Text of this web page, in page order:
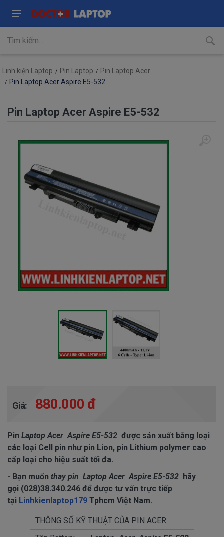
Linh kiện Laptop Pin Laptop
Pin Laptop Acer
Pin Laptop Acer Aspire E5-532
Pin Laptop Acer Aspire E5-532
Giá: 880.000 đ
Pin Laptop Acer Aspire E5-532 được sản xuất bằng loại
các loại Cell pin như pin Lion, pin Lithium polymer cao
cấp loại cho hiệu suất tối đa.
- Bạn muốn thay pin Laptop Acer Aspire E5-532 hãy
gọi (028)38.340.246 để được tư vấn trực tiếp
tại Linhkienlaptop179 Tphcm Việt Nam.
THÔNG SỐ KỸ THUẬT CỦA PIN ACER